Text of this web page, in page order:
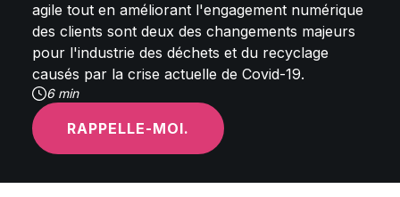
agile tout en améliorant l'engagement numérique
des clients sont deux des changements majeurs
pour l'industrie des déchets et du recyclage
causés par la crise actuelle de Covid-19.
6 min
RAPPELLE-MOI.